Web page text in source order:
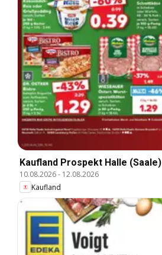
Kaufland Prospekt Halle (Saale)
10.08.2026- 12.08.2026
Kaufland